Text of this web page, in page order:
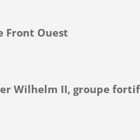
Front Ouest
Wilhelm II, groupe